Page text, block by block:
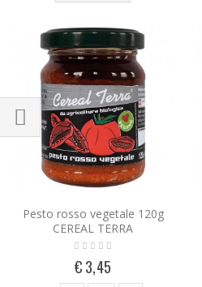
Pesto rosso vegetale 120g
CEREAL TERRA
€ 3,45